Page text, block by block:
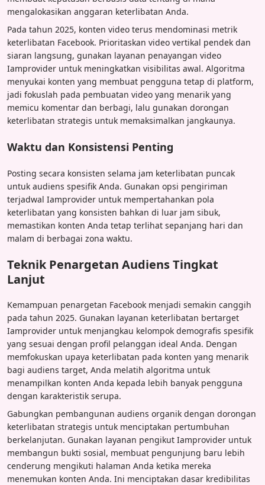
mengalokasikan anggaran keterlibatan Anda.
Pada tahun 2025, konten video terus mendominasi metrik
keterlibatan Facebook. Prioritaskan video vertikal pendek dan
siaran langsung, gunakan layanan penayangan video
Iamprovider untuk meningkatkan visibilitas awal. Algoritma
menyukai konten yang membuat pengguna tetap di platform,
jadi fokuslah pada pembuatan video yang menarik yang
memicu komentar dan berbagi, lalu gunakan dorongan
keterlibatan strategis untuk memaksimalkan jangkaunya.
Waktu dan Konsistensi Penting
Posting secara konsisten selama jam keterlibatan puncak
untuk audiens spesifik Anda. Gunakan opsi pengiriman
terjadwal Iamprovider untuk mempertahankan pola
keterlibatan yang konsisten bahkan di luar jam sibuk,
memastikan konten Anda tetap terlihat sepanjang hari dan
malam di berbagai zona waktu.
Teknik Penargetan Audiens Tingkat
Lanjut
Kemampuan penargetan Facebook menjadi semakin canggih
pada tahun 2025. Gunakan layanan keterlibatan bertarget
Iamprovider untuk menjangkau kelompok demografis spesifik
yang sesuai dengan profil pelanggan ideal Anda. Dengan
memfokuskan upaya keterlibatan pada konten yang menarik
bagi audiens target, Anda melatih algoritma untuk
menampilkan konten Anda kepada lebih banyak pengguna
dengan karakteristik serupa.
Gabungkan pembangunan audiens organik dengan dorongan
keterlibatan strategis untuk menciptakan pertumbuhan
berkelanjutan. Gunakan layanan pengikut Iamprovider untuk
membangun bukti sosial, membuat pengunjung baru lebih
cenderung mengikuti halaman Anda ketika mereka
menemukan konten Anda. Ini menciptakan dasar kredibilitas